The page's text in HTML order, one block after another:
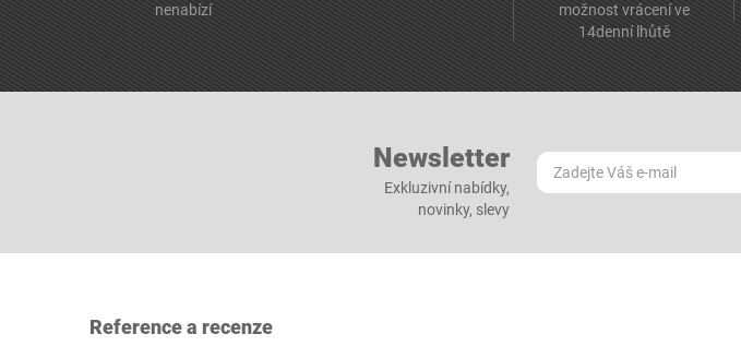
nenabízí
možnost vrácení ve
14denní lhůtě
Newsletter
Exkluzivní nabídky,
novinky, slevy
Reference a recenze